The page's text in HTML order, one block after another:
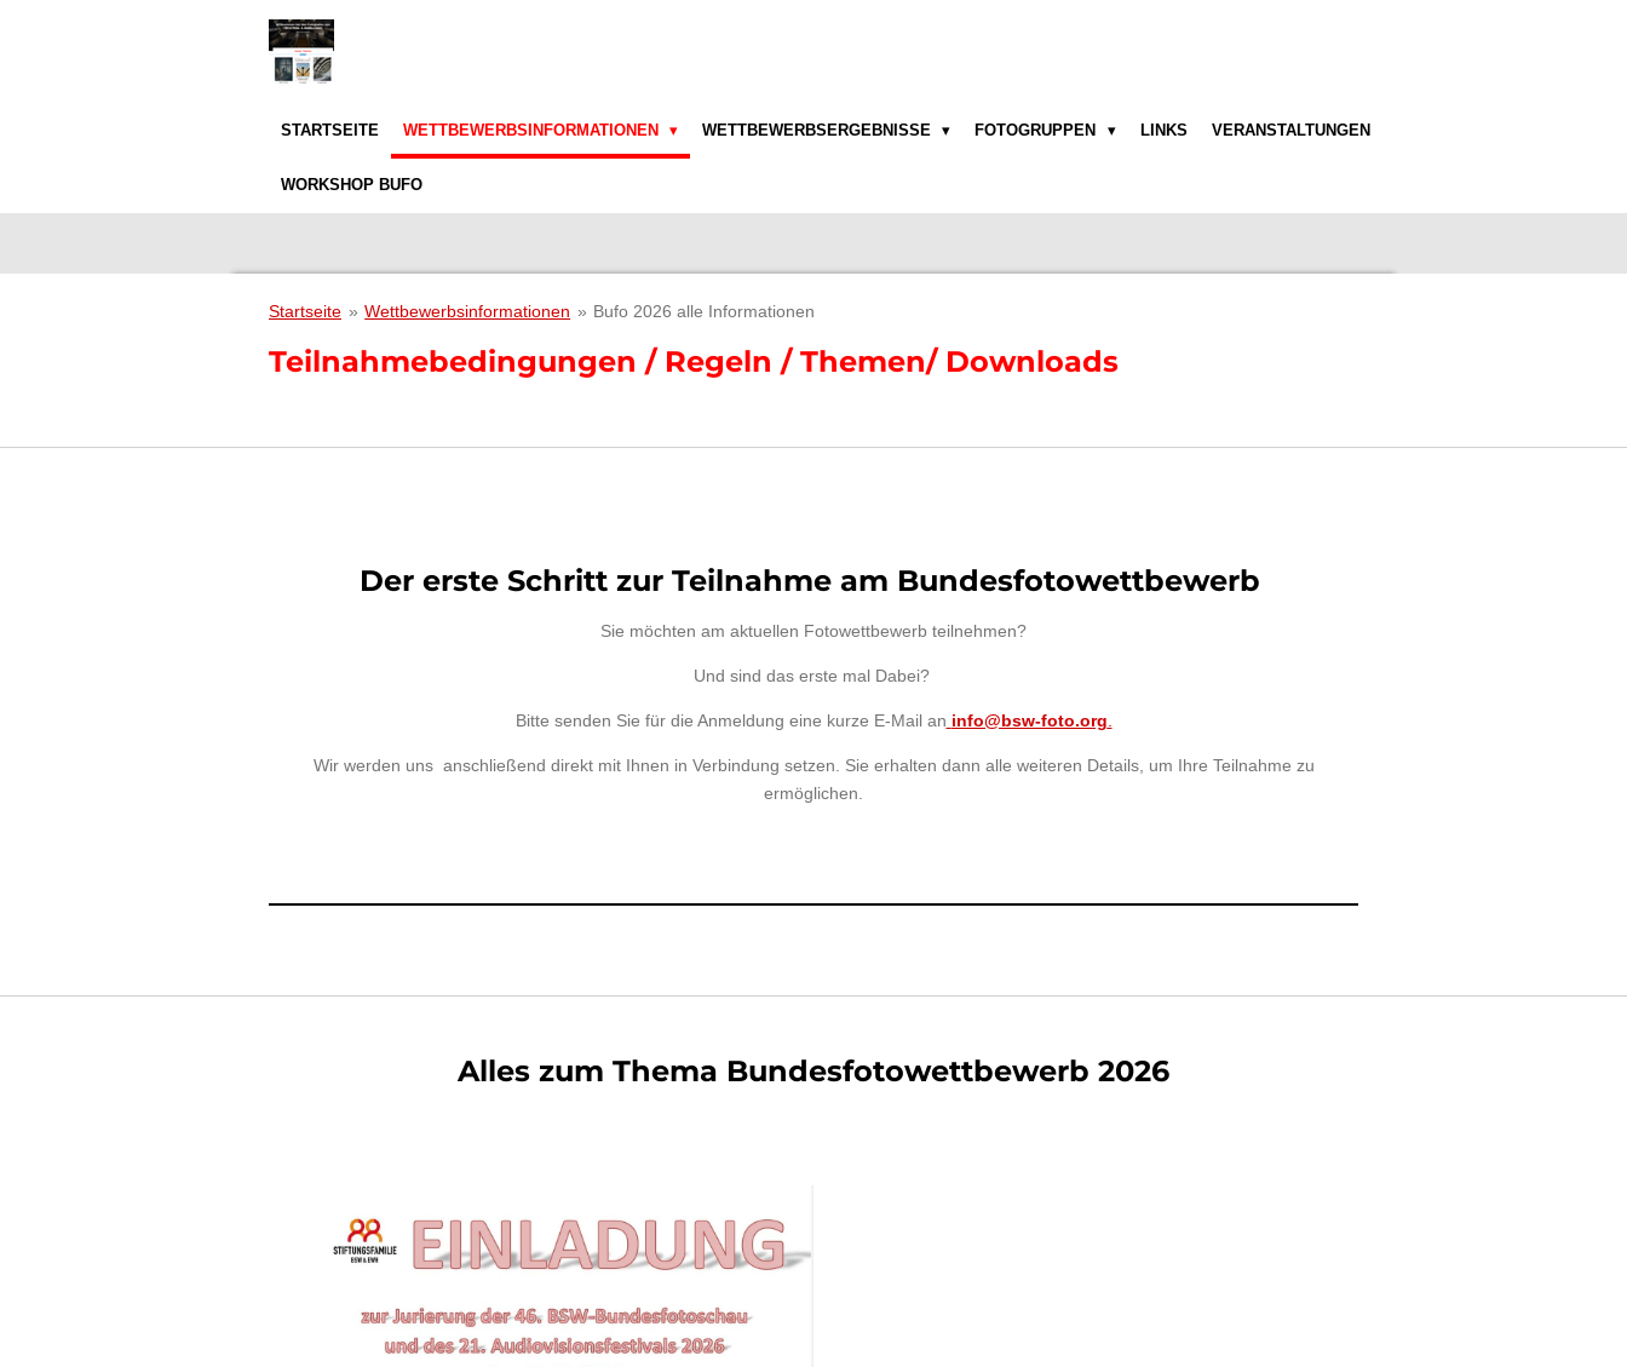
STARTSEITE WETTBEWERBSINFORMATIONEN WETTBEWERBSERGEBNISSE FOTOGRUPPEN LINKS VERANSTALTUNGEN
WORKSHOP BUFO
Startseite » Wettbewerbsinformationen » Bufo 2026 alle Informationen
Teilnahmebedingungen / Regeln / Themen/ Downloads
Der erste Schritt zur Teilnahme am Bundesfotowettbewerb
Sie möchten am aktuellen Fotowettbewerb teilnehmen?
Und sind das erste mal Dabei?
Bitte senden Sie für die Anmeldung eine kurze E-Mail an info@bsw-foto.org
Wir werden uns anschließend direkt mit Ihnen in Verbindung setzen. Sie erhalten dann alle weiteren Details, um Ihre Teilnahme zu
ermöglichen.
Alles zum Thema Bundesfotowettbewerb 2026